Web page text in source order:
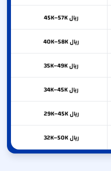
ريال 45K–57K
ريال 40K–58K
ريال 35K–49K
ريال 34K–45K
ريال 29K–45K
ريال 32K–50K